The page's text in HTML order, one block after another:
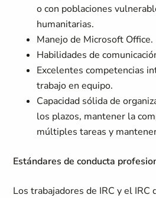
o con poblaciones
humanitarias.
Manejo de Microsoft Office.
Habilidades de
Excelentes competencias
trabajo en equipo.
Capacidad sólida de
los plazos, mantener la
múltiples tareas y
Estándares de conducta
Los trabajadores de IRC y el IRC